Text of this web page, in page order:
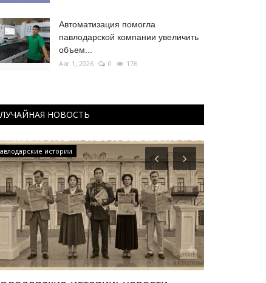
Автоматизация помогла
павлодарской компании увеличить
объем...
Авг 1, 2026 0 176
НОВОСТЬ
истории